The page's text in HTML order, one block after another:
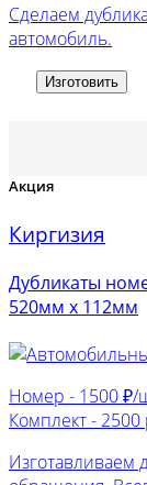
Сделаем
автомобиль.
Изготовить
Акция
Киргизия
Дубликаты
520мм х 112мм
Номер - 1500 ₽/
Комплект - 2500
Изготавливаем